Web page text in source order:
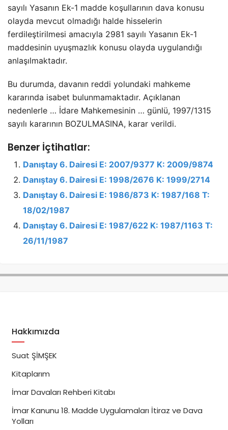
sayılı Yasanın Ek-1 madde koşullarının dava konusu
olayda mevcut olmadığı halde hisselerin
ferdileştirilmesi amacıyla 2981 sayılı Yasanın Ek-1
maddesinin uyuşmazlık konusu olayda uygulandığı
anlaşılmaktadır.
Bu durumda, davanın reddi yolundaki mahkeme
kararında isabet bulunmamaktadır. Açıklanan
nedenlerle … İdare Mahkemesinin … günlü, 1997/1315
sayılı kararının BOZULMASINA, karar verildi.
Benzer İçtihatlar:
Danıştay 6. Dairesi E: 2007/9377 K: 2009/9874
Danıştay 6. Dairesi E: 1998/2676 K: 1999/2714
Danıştay 6. Dairesi E: 1986/873 K: 1987/168 T:
18/02/1987
Danıştay 6. Dairesi E: 1987/622 K: 1987/1163 T:
26/11/1987
Hakkımızda
Suat ŞİMŞEK
Kitaplarım
İmar Davaları Rehberi Kitabı
İmar Kanunu 18. Madde Uygulamaları İtiraz ve Dava
Yolları